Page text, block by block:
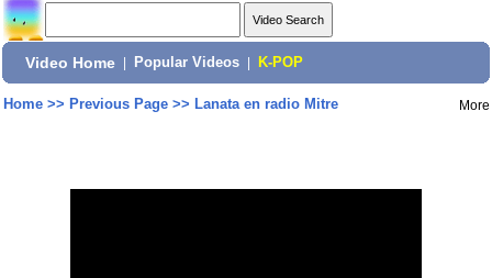
Video Home Popular Videos K-POP
Home>> Previous Page>> Lanata en radio Mitre More